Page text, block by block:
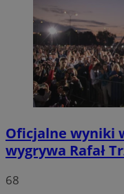
Oficjalne wyniki
wygrywa Rafał
68